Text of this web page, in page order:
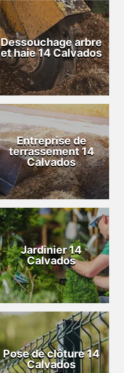
Dessouchage arbre
et haie 14 Calvados
Entreprise de
terrassement 14
Calvados
Jardinier 14
Calvados
Pose de clôture 14
Calvados